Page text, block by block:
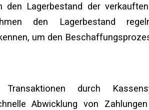
den Lagerbestand der
den Lagerbestand
um den
durch
Abwicklung von